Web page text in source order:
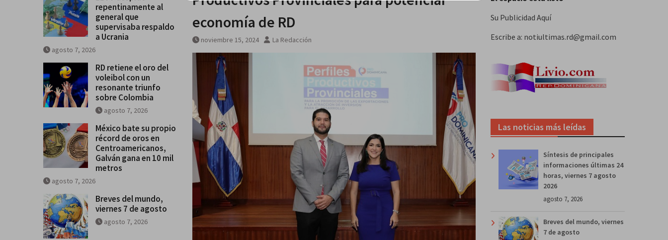
economía de RD
noviembre 15, 2024 La Redacción
Su Publicidad Aquí
Escribe a: notiultimas.rd@gmail.com
Las noticias más leídas
Síntesis de principales
informaciones últimas 24
horas, viernes 7 agosto
2026
agosto 7, 2026
Breves del mundo, viernes
7 de agosto
repentinamente al
general que
supervisaba respaldo
a Ucrania
agosto 7, 2026
RD retiene el oro del
voleibol con un
resonante triunfo
sobre Colombia
agosto 7, 2026
México bate su propio
récord de oros en
Centroamericanos,
Galván gana en 10 mil
metros
agosto 7, 2026
Breves del mundo,
viernes 7 de agosto
agosto 7, 2026